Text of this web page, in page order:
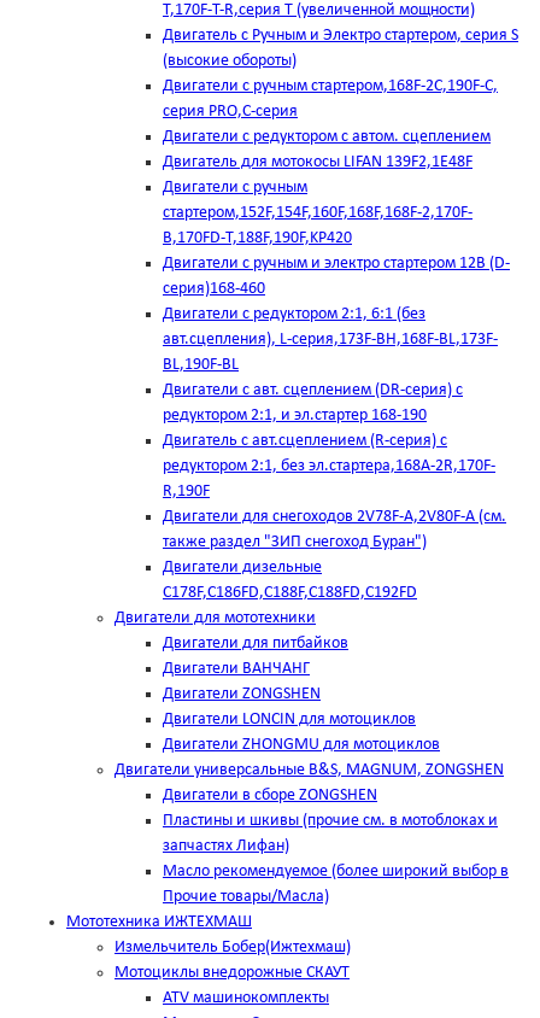
T,170F-T-R,серия Т (увеличенной мощности)
Двигатель с Ручным и Электро стартером, серия S
(высокие обороты)
Двигатели с ручным стартером,168F-2C,190F-C,
серия PRO,C-серия
Двигатели с редуктором с автом. сцеплением
Двигатель для мотокосы LIFAN 139F2,1E48F
Двигатели с ручным
стартером,152F,154F,160F,168F,168F-2,170F-
B,170FD-T,188F,190F,KP420
Двигатели с ручным и электро стартером 12В (D-
серия)168-460
Двигатели с редуктором 2:1, 6:1 (без
авт.сцепления), L-серия,173F-BH,168F-BL,173F-
BL,190F-BL
Двигатели с авт. сцеплением (DR-серия) с
редуктором 2:1, и эл.стартер 168-190
Двигатель с авт.сцеплением (R-серия) с
редуктором 2:1, без эл.стартера,168А-2R,170F-
R,190F
Двигатели для снегоходов 2V78F-A,2V80F-A (см.
также раздел "ЗИП снегоход Буран")
Двигатели дизельные
C178F,С186FD,C188F,C188FD,C192FD
Двигатели для мототехники
Двигатели для питбайков
Двигатели ВАНЧАНГ
Двигатели ZONGSHEN
Двигатели LONCIN для мотоциклов
Двигатели ZHONGMU для мотоциклов
Двигатели универсальные B&S, MAGNUM, ZONGSHEN
Двигатели в сборе ZONGSHEN
Пластины и шкивы (прочие см. в мотоблоках и
запчастях Лифан)
Масло рекомендуемое (более широкий выбор в
Прочие товары/Масла)
Мототехника ИЖТЕХМАШ
Измельчитель Бобер(Ижтехмаш)
Мотоциклы внедорожные СКАУТ
ATV машинокомплекты